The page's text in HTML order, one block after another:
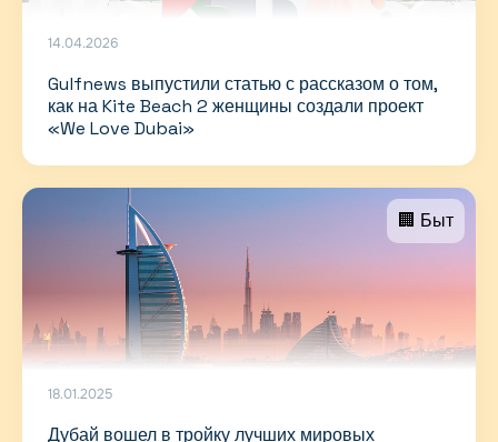
14.04.2026
Gulfnews выпустили статью с рассказом о том,
как на Kite Beach 2 женщины создали проект
«We Love Dubai»
🏢 Быт
18.01.2025
Дубай вошел в тройку лучших мировых